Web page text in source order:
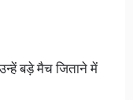
बड़े मैच जिताने में